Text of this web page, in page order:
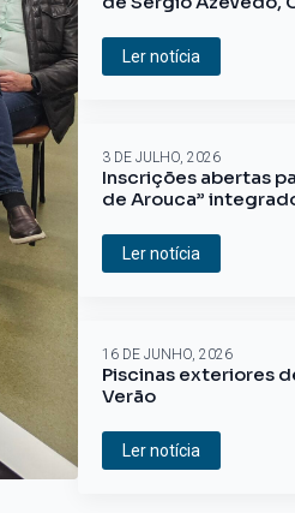
Ler notícia
Inscrições abertas
de Arouca”
3 DE JULHO, 2026
Ler notícia
Piscinas exteriores
Verão
16 DE JUNHO, 2026
Ler notícia